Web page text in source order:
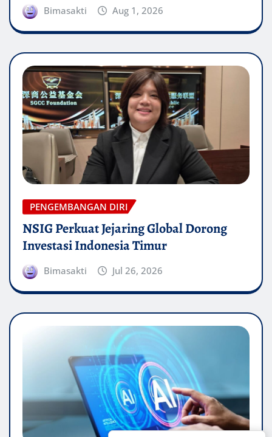
Bimasakti Aug 1, 2026
PENGEMBANGAN DIRI
NSIG Perkuat Jejaring Global Dorong
Investasi Indonesia Timur
Bimasakti Jul 26, 2026